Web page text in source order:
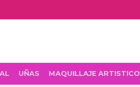
UÑAS MAQUILLAJE ARTISTICO